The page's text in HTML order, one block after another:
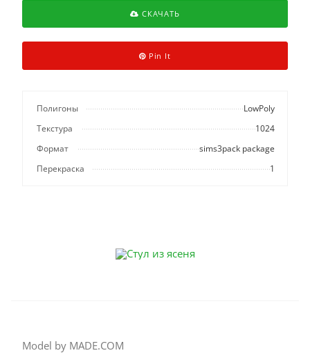
СКАЧАТЬ
Pin It
Полигоны
LowPoly
Текстура
1024
Формат
sims3pack package
Перекраска
1
Model by MADE.COM